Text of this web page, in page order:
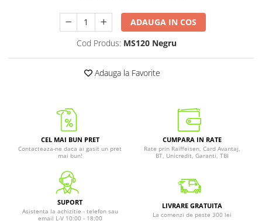
ADAUGA IN COS
Cod Produs: MS120 Negru
Adauga la Favorite
CEL MAI BUN PRET
Contacteaza-ne daca ai gasit un pret
mai bun!
CUMPARA IN RATE
Rate prin Raiffeisen, Card Avantaj,
BT, Unicredit, Garanti, TBI
SUPORT
Asistenta la achizitie - telefon sau
email L-V 10:00 - 18:00
LIVRARE GRATUITA
La comenzi de peste 300 lei